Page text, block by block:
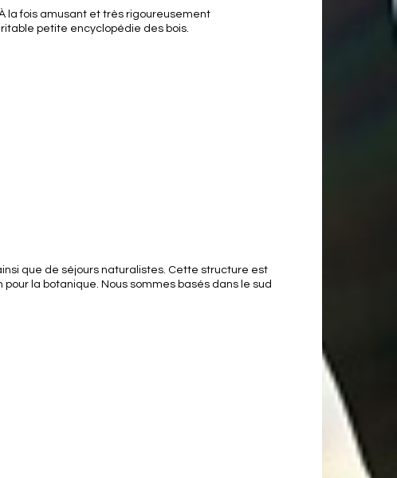
la fois amusant et très rigoureusement
petite encyclopédie des bois.
que de séjours naturalistes. Cette structure est
la botanique. Nous sommes basés dans le sud